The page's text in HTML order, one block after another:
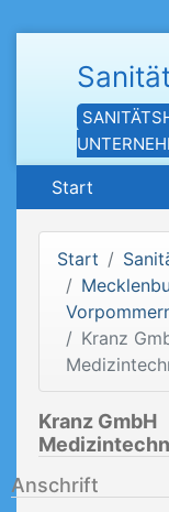
Start
Start
Kranz
Kranz GmbH
Anschrift